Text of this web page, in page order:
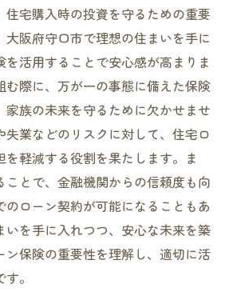
住宅購入時の投資を守るための重要
大阪府守口市で理想の住まいを手に
を活用することで安心感が高まりま
む際に、万が一の事態に備えた保険
家族の未来を守るために欠かせませ
失業などのリスクに対して、住宅ロ
を軽減する役割を果たします。ま
ことで、金融機関からの信頼度も向
ローン契約が可能になることもあ
いを手に入れつつ、安心な未来を築
ン保険の重要性を理解し、適切に活
。